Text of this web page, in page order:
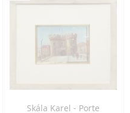
Skála Karel - Porte